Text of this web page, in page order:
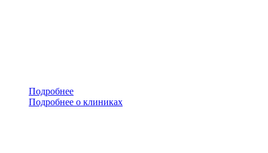
Подробнее
Подробнее о клиниках